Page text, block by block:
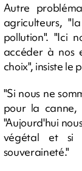
Autre
agriculteurs,
pollution". "Ici
accéder à nos
choix", insiste le
"Si nous ne
pour la canne,
"Aujourd'hui
végétal et si
souveraineté."